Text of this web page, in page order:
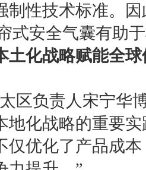
制性技术标准。
式安全气囊有助
土化战略赋能全
区负责人宋宁华
地化战略的重要
仅优化了产品成